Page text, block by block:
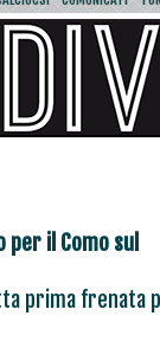
il Como sul
prima frenata